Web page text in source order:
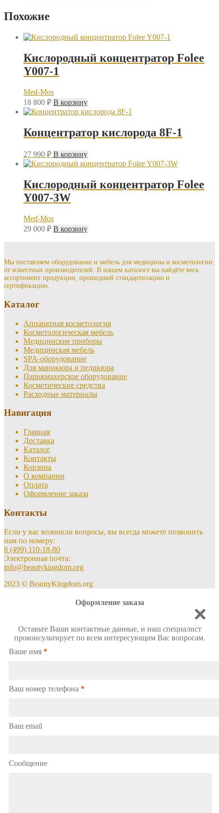
Похожие
Кислородный концентратор Folee
Y007-1
Med-Mos
18 800 ₽ В корзину
Концентратор кислорода 8F-1
27 990 ₽ В корзину
Кислородный концентратор Folee
Y007-3W
Med-Mos
29 000 ₽ В корзину
Мы поставляем оборудование и мебель для медицины и косметологии
от известных производителей. В нашем каталоге вы найдёте весь
ассортимент продукции, прошедшей стандартизацию и
сертификацию.
Каталог
Аппаратная косметология
Косметологическая мебель
Медицинские приборы
Медицинская мебель
SPA-оборудование
Для маникюра и педикюра
Парикмахерское оборудование
Косметические средства
Расходные материалы
Навигация
Главная
Доставка
Каталог
Контакты
Корзина
О компании
Оплата
Оформление заказа
Контакты
Если у вас возникли вопросы, вы всегда можете позвонить
нам по номеру:
8 (499) 110-18-80
Электронная почта:
info@beautykingdom.org
2023 © BeautyKingdom.org
Оформление заказа
Оставьте Ваши контактные данные, и наш специалист
проконсультирует по всем интересующим Вас вопросам.
Ваше имя *
Ваш номер телефона *
Ваш email
Сообщение